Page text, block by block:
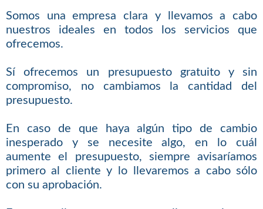
Somos una empresa clara y llevamos a cabo
nuestros ideales en todos los servicios que
ofrecemos.
Sí ofrecemos un presupuesto gratuito y sin
compromiso, no cambiamos la cantidad del
presupuesto.
En caso de que haya algún tipo de cambio
inesperado y se necesite algo, en lo cuál
aumente el presupuesto, siempre avisaríamos
primero al cliente y lo llevaremos a cabo sólo
con su aprobación.